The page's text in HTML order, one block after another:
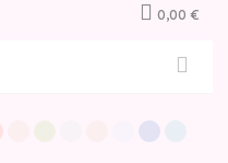
0,00 €